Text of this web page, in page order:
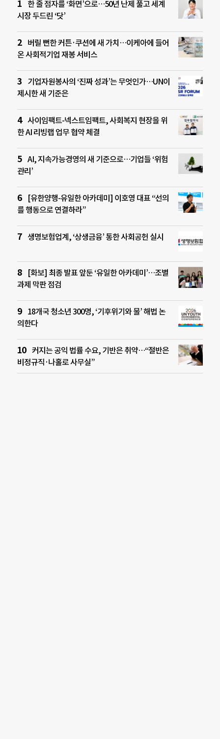
한 줄 점자를 ‘화면’으로…50년 난제 풀고 세계
시장 두드린 ‘닷’
버릴 뻔한 커튼·쿠션에 새 가치…이케아에 들어
온 사회적기업 재봉 서비스
기업자원봉사의 ‘진짜 성과’는 무엇인가…UN이
제시한 새 기준은
사이임팩트-넥스트임팩트, 사회복지 현장을 위
한 AI 리빙랩 업무 협약 체결
AI, 지속가능경영의 새 기준으로…기업들 ‘위험
관리’
[유한양행-유일한 아카데미] 이호영 대표 “선의
를 행동으로 연결하라”
생명보험업계, ‘상생금융’ 통한 사회공헌 실시
[화보] 최종 발표 앞둔 ‘유일한 아카데미’…조별
과제 막판 점검
18개국 청소년 300명, ‘기후위기와 물’ 해법 논
의한다
커지는 공익 법률 수요, 기반은 취약…“절반은
비정규직·나홀로 사무실”